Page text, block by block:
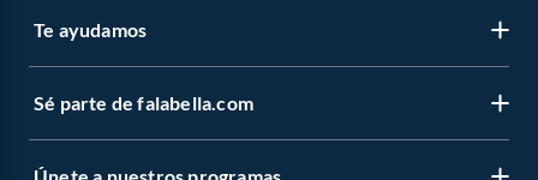
Te ayudamos
Sé parte de falabella.com